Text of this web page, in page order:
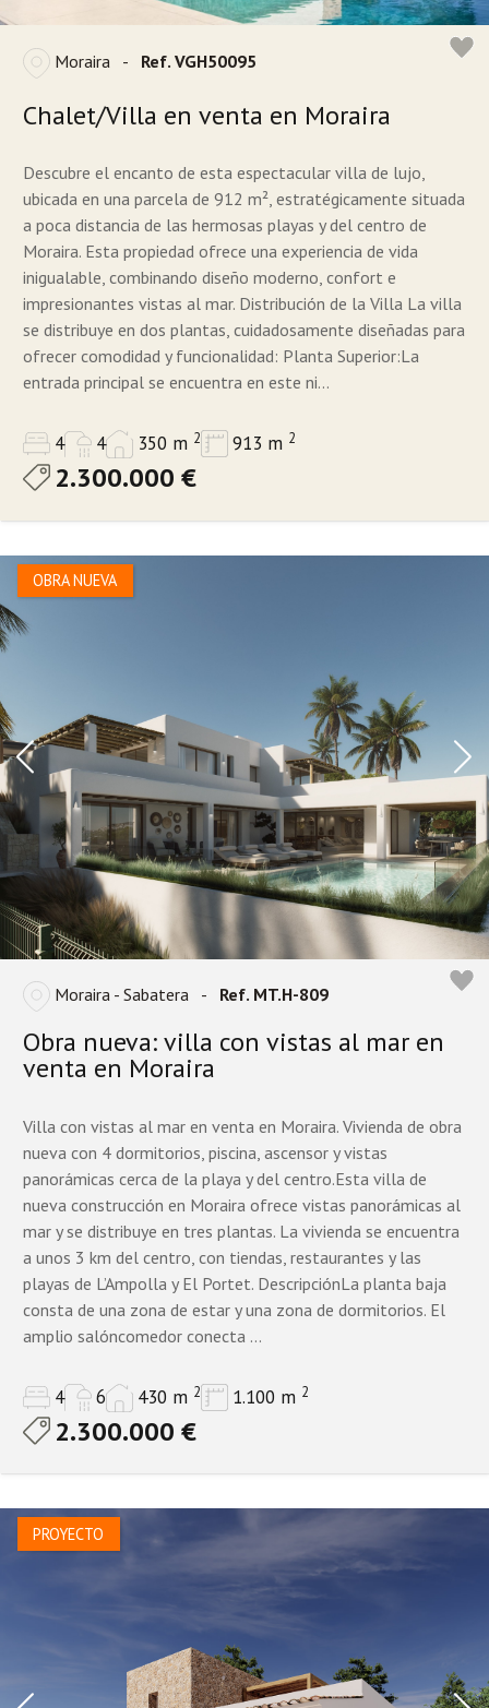
Moraira - Ref. VGH50095
Chalet/Villa en venta en Moraira
Descubre el encanto de esta espectacular villa de lujo,
ubicada en una parcela de 912 m², estratégicamente situada
a poca distancia de las hermosas playas y del centro de
Moraira. Esta propiedad ofrece una experiencia de vida
inigualable, combinando diseño moderno, confort e
impresionantes vistas al mar. Distribución de la Villa La villa
se distribuye en dos plantas, cuidadosamente diseñadas para
ofrecer comodidad y funcionalidad: Planta Superior:La
entrada principal se encuentra en este ni...
4 4 350 m 2 913 m 2
2.300.000 €
OBRA NUEVA
Moraira - Sabatera - Ref. MT.H-809
Obra nueva: villa con vistas al mar en
venta en Moraira
Villa con vistas al mar en venta en Moraira. Vivienda de obra
nueva con 4 dormitorios, piscina, ascensor y vistas
panorámicas cerca de la playa y del centro.Esta villa de
nueva construcción en Moraira ofrece vistas panorámicas al
mar y se distribuye en tres plantas. La vivienda se encuentra
a unos 3 km del centro, con tiendas, restaurantes y las
playas de L’Ampolla y El Portet. DescripciónLa planta baja
consta de una zona de estar y una zona de dormitorios. El
amplio salóncomedor conecta ...
4 6 430 m 2 1.100 m 2
2.300.000 €
PROYECTO